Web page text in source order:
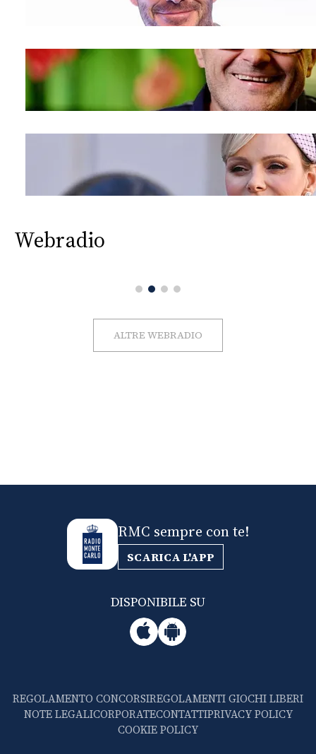
Webradio
ALTRE WEBRADIO
RMC sempre con te!
SCARICA L'APP
DISPONIBILE SU
REGOLAMENTO CONCORSIREGOLAMENTI GIOCHI LIBERI
NOTE LEGALICORPORATECONTATTIPRIVACY POLICY
COOKIE POLICY